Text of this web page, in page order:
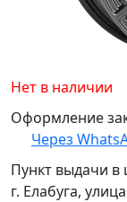
Нет в наличии
Оформление
Через
Пункт выдачи
г. Елабуга,